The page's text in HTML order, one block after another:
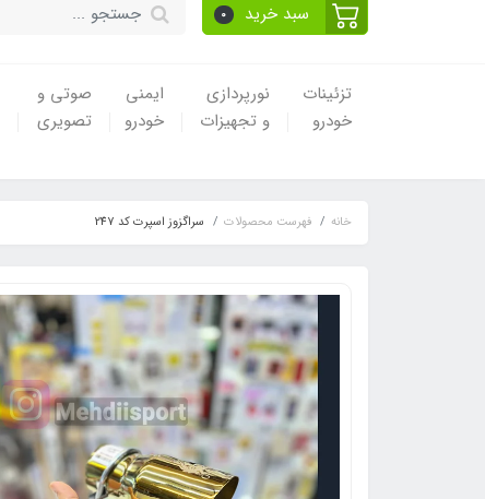
سبد خرید 0
تزئینات
خودرو
نورپردازی
و تجهیزات
ایمنی
خودرو
صوتی و
تصویری
خانه فهرست محصولات سراگزوز اسپرت کد 247